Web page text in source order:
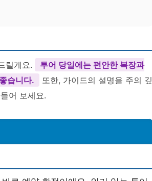
릴게요.
투어 당일에는 편안한 복장과
습니다.
또한, 가이드의 설명을 주의 깊
어 보세요.